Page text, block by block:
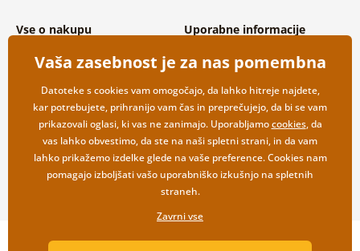
Vse o nakupu
Splošni in reklamacijski pogoji
Varovanje osebnih podatkov
Možnosti dostave in plačila
Vračilo blaga
Uporabne informacije
Pogosto zastavljena vprašanja
Kontakti
Veleprodaja
Copyright ©2019 © Dovido.si.
Vaša zasebnost je za nas pomembna
Datoteke s cookies vam omogočajo, da lahko hitreje najdete,
kar potrebujete, prihranijo vam čas in preprečujejo, da bi se vam
prikazovali oglasi, ki vas ne zanimajo. Uporabljamocookies, da
vas lahko obvestimo, da ste na naši spletni strani, in da vam
lahko prikažemo izdelke glede na vaše preference. Cookies nam
pomagajo izboljšati vašo uporabniško izkušnjo na spletnih
straneh.
Zavrni vse